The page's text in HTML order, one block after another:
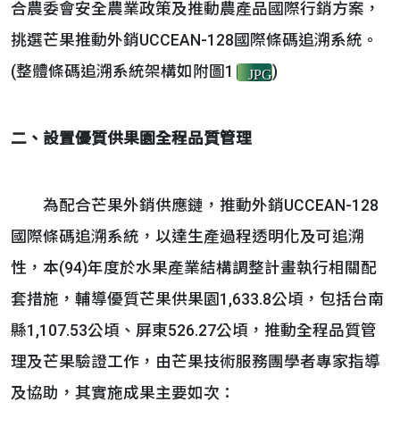
合農委會安全農業政策及推動農產品國際行銷方案，
挑選芒果推動外銷UCCEAN-128國際條碼追溯系統。
(整體條碼追溯系統架構如附圖1
JPG)
二、設置優質供果園全程品質管理
為配合芒果外銷供應鏈，推動外銷UCCEAN-128
國際條碼追溯系統，以達生產過程透明化及可追溯
性，本(94)年度於水果產業結構調整計畫執行相關配
套措施，輔導優質芒果供果園1,633.8公頃，包括台南
縣1,107.53公頃、屏東526.27公頃，推動全程品質管
理及芒果驗證工作，由芒果技術服務團學者專家指導
及協助，其實施成果主要如次：